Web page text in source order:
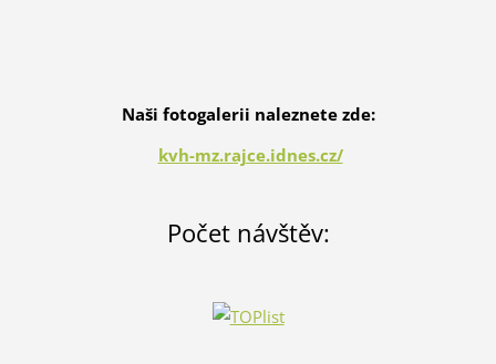
Naši fotogalerii naleznete zde:
kvh-mz.rajce.idnes.cz/
Počet návštěv: